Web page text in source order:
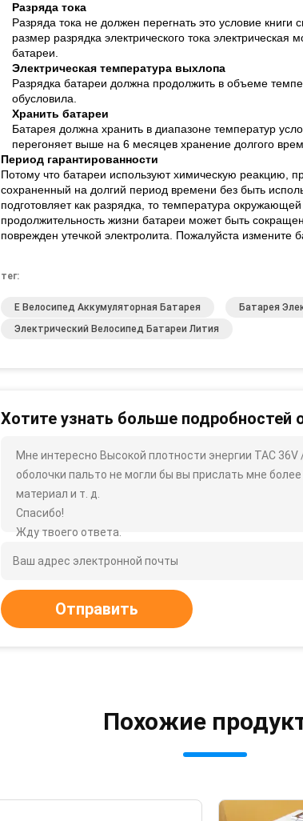
Разряда тока
Разряда тока не должен перегнать это условие
размер разрядка электрического тока
батареи.
Электрическая температура выхлопа
Разрядка батареи должна продолжить в объеме
обусловила.
Хранить батареи
Батарея должна хранить в диапазоне температур
перегоняет выше на 6 месяцев хранение долгого
Период гарантированности
Потому что батареи используют химическую реакцию,
сохраненный на долгий период времени без быть
подготовляет как разрядка, то температура
продолжительность жизни батареи может быть
поврежден утечкой электролита. Пожалуйста измените
тег:
E Велосипед Аккумуляторная Батарея
Батарея
Электрический Велосипед Батареи Лития
Хотите узнать больше подробностей
Мне интересно Высокой плотности энергии TAC
оболочки пальто не могли бы вы прислать мне
материал и т. д.
Спасибо!
Жду твоего ответа.
Отправить
Похожие